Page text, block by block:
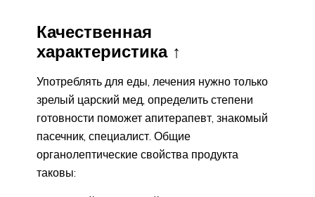
Качественная
характеристика ↑
Употреблять для еды, лечения нужно только
зрелый царский мед, определить степени
готовности поможет апитерапевт, знакомый
пасечник, специалист. Общие
органолептические свойства продукта
таковы: